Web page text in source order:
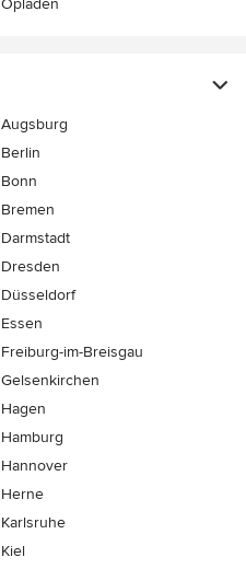
Opladen
Augsburg
Berlin
Bonn
Bremen
Darmstadt
Dresden
Düsseldorf
Essen
Freiburg-im-Breisgau
Gelsenkirchen
Hagen
Hamburg
Hannover
Herne
Karlsruhe
Kiel